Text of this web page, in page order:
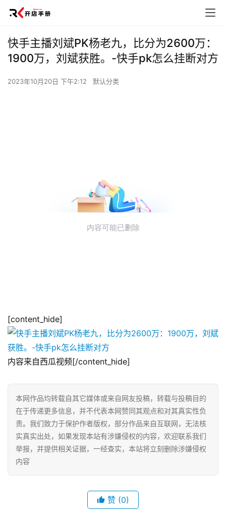
快手主播刘斌PK杨老九，比分为2600万：
1900万，刘斌获胜。-快手pk怎么挂断对方
2023年10月20日 下午2:12 默认分类
[content_hide]
内容来自西瓜视频[/content_hide]
本网作品均转载自其它媒体或来自网友投稿，转载与投稿目的
在于传递更多信息，并不代表本网赞同其观点和对其真实性负
责。我们致力于保护作者版权，部分作品来自互联网，无法核
实真实出处，如果发现本站有涉嫌侵权的内容，欢迎联系我们
举报，并提供相关证据，一经查实，本站将立刻删除涉嫌侵权
内容
赞 (0)